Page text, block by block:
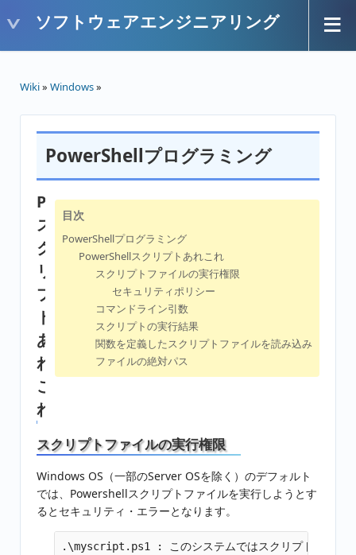
ソフトウェアエンジニアリング
Wiki» Windows»
PowerShellプログラミング
目次
PowerShellプログラミング
PowerShellスクリプトあれこれ
スクリプトファイルの実行権限
セキュリティポリシー
コマンドライン引数
スクリプトの実行結果
関数を定義したスクリプトファイルを読み込み
ファイルの絶対パス
PowerShell
ス
ク
リ
プ
ト
あ
れ
こ
れ
スクリプトファイルの実行権限
Windows OS（一部のServer OSを除く）のデフォルト
では、Powershellスクリプトファイルを実行しようとす
るとセキュリティ・エラーとなります。
.\myscript.ps1 : このシステムではスクリプトの実